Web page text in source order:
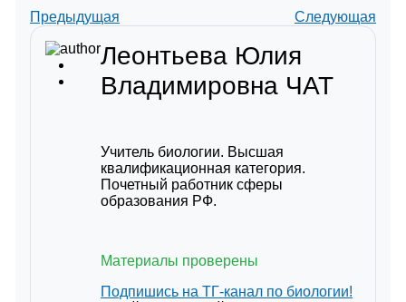
Предыдущая
Следующая
Леонтьева Юлия
Владимировна ЧАТ
Учитель биологии. Высшая
квалификационная категория.
Почетный работник сферы
образования РФ.
Материалы проверены
Подпишись на ТГ-канал по биологии!